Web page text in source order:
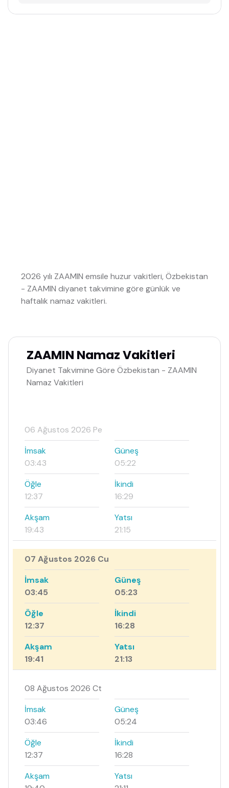
2026 yılı ZAAMIN emsile huzur vakitleri, Özbekistan
- ZAAMIN diyanet takvimine göre günlük ve
haftalık namaz vakitleri.
ZAAMIN Namaz Vakitleri
Diyanet Takvimine Göre Özbekistan - ZAAMIN
Namaz Vakitleri
06 Ağustos 2026 Pe
İmsak
03:43
Güneş
05:22
Öğle
12:37
İkindi
16:29
Akşam
19:43
Yatsı
21:15
07 Ağustos 2026 Cu
İmsak
03:45
Güneş
05:23
Öğle
12:37
İkindi
16:28
Akşam
19:41
Yatsı
21:13
08 Ağustos 2026 Ct
İmsak
03:46
Güneş
05:24
Öğle
12:37
İkindi
16:28
Akşam
Yatsı